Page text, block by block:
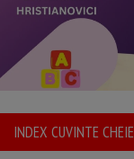
INDEX CUVINTE CHEIE